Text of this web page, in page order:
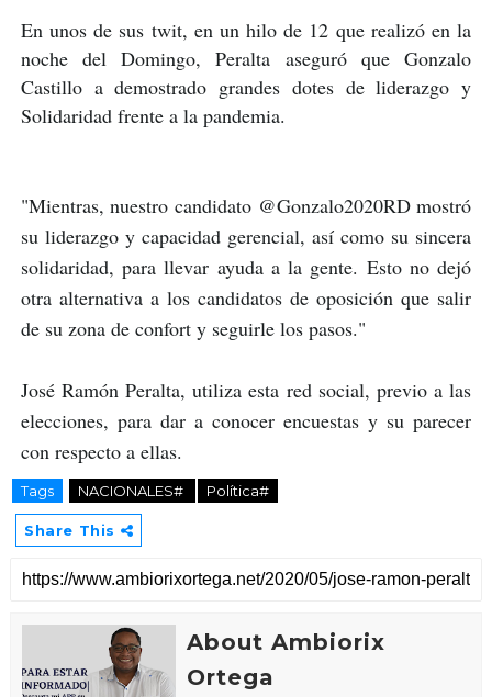
En unos de sus twit, en un hilo de 12 que realizó en la
noche del Domingo, Peralta aseguró que Gonzalo
Castillo a demostrado grandes dotes de liderazgo y
Solidaridad frente a la pandemia.
"Mientras, nuestro candidato @Gonzalo2020RD mostró
su liderazgo y capacidad gerencial, así como su sincera
solidaridad, para llevar ayuda a la gente. Esto no dejó
otra alternativa a los candidatos de oposición que salir
de su zona de confort y seguirle los pasos."
José Ramón Peralta, utiliza esta red social, previo a las
elecciones, para dar a conocer encuestas y su parecer
con respecto a ellas.
Tags NACIONALES# Política#
Share This
About Ambiorix
Ortega